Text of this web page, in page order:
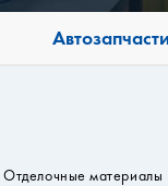
Автозапчасти
Отделочные материалы